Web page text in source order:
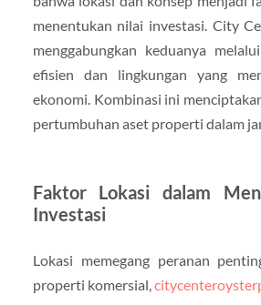
menentukan nilai investasi. City
menggabungkan keduanya
efisien dan lingkungan yang
ekonomi. Kombinasi ini
pertumbuhan aset properti dalam
Faktor Lokasi dalam
Investasi
Lokasi memegang peranan
properti komersial,